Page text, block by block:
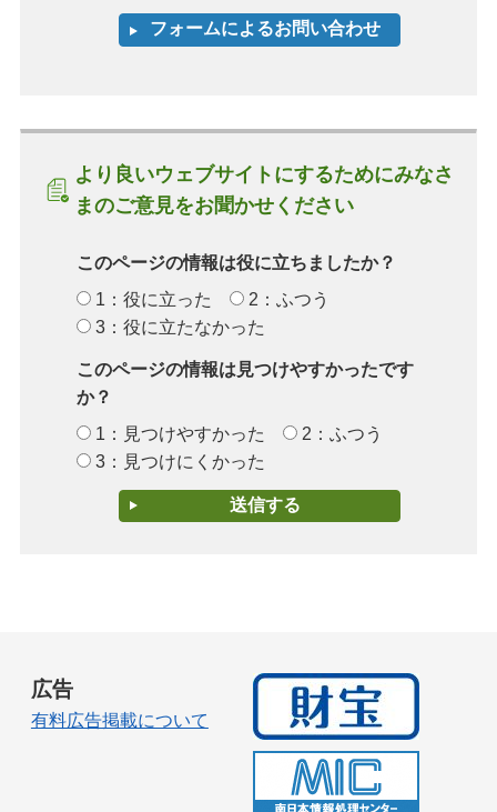
より良いウェブサイトにするためにみなさ
まのご意見をお聞かせください
このページの情報は役に立ちましたか？
1：役に立った
2：ふつう
3：役に立たなかった
このページの情報は見つけやすかったです
か？
1：見つけやすかった
2：ふつう
3：見つけにくかった
広告
有料広告掲載について